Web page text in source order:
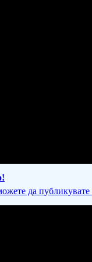
да публикувате